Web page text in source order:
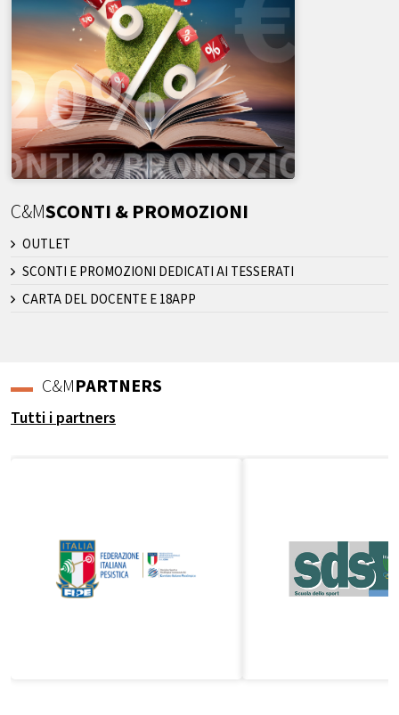
C&MSCONTI & PROMOZIONI
OUTLET
SCONTI E PROMOZIONI DEDICATI AI TESSERATI
CARTA DEL DOCENTE E 18APP
C&MPARTNERS
Tutti i partners